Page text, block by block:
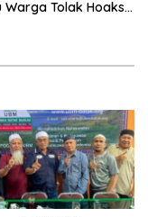
Warga Tolak Hoaks